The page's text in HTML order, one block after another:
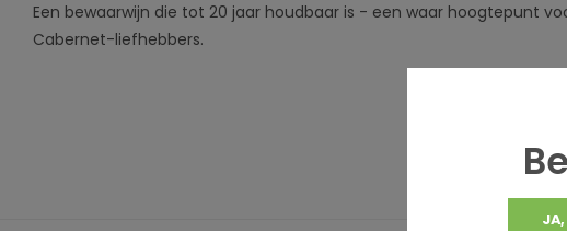
JA,
Een bewaarwijn die tot 20 jaar houdbaar is - een waar hoogtepunt
Cabernet-liefhebbers.